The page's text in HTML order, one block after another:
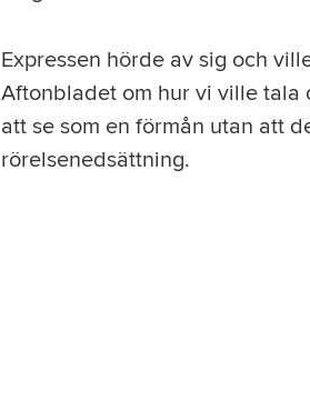
Expressen hörde av sig och
Aftonbladet om hur vi ville tala
att se som en förmån utan att
rörelsenedsättning.